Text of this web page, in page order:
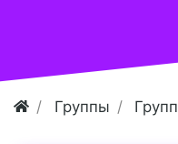
Группы